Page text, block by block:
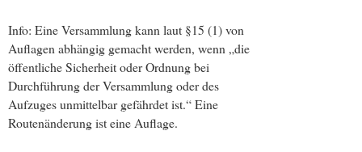
Info: Eine Versammlung kann laut §15 (1) von
Auflagen abhängig gemacht werden, wenn „die
öffentliche Sicherheit oder Ordnung bei
Durchführung der Versammlung oder des
Aufzuges unmittelbar gefährdet ist.“ Eine
Routenänderung ist eine Auflage.